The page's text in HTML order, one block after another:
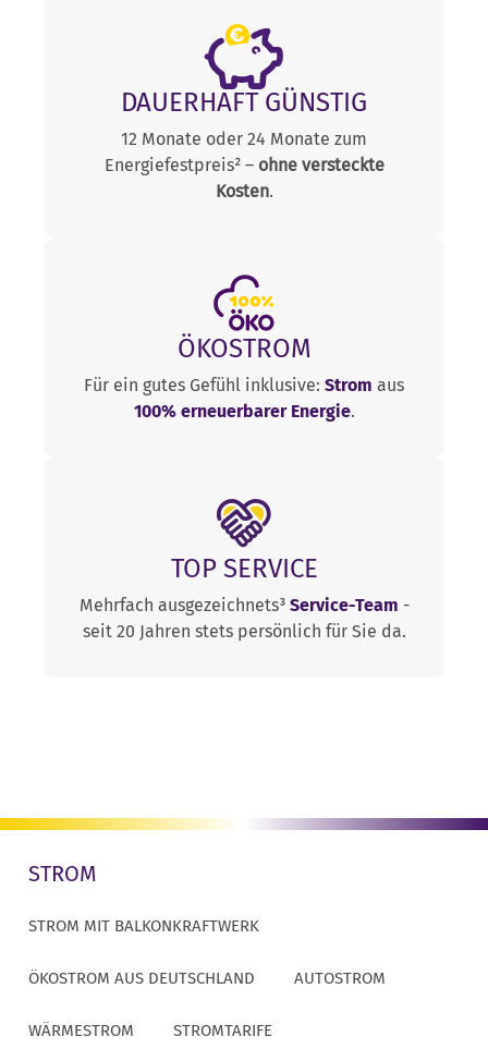
DAUERHAFT GÜNSTIG
12 Monate oder 24 Monate zum
Energiefestpreis² – ohne versteckte
Kosten.
ÖKOSTROM
Für ein gutes Gefühl inklusive: Strom aus
100% erneuerbarer Energie.
TOP SERVICE
Mehrfach ausgezeichnets³ Service-Team -
seit 20 Jahren stets persönlich für Sie da.
STROM
STROM MIT BALKONKRAFTWERK
ÖKOSTROM AUS DEUTSCHLAND AUTOSTROM
WÄRMESTROM STROMTARIFE